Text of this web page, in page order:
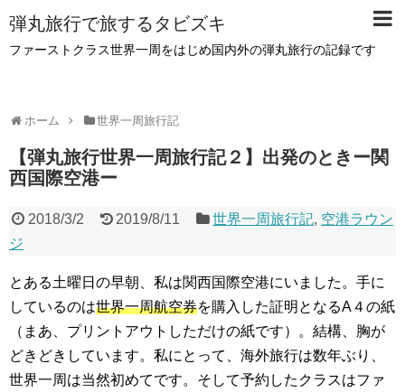
弾丸旅行で旅するタビズキ
ファーストクラス世界一周をはじめ国内外の弾丸旅行の記録です
ホーム 世界一周旅行記
【弾丸旅行世界一周旅行記２】出発のときー関
西国際空港ー
2018/3/2 2019/8/11 世界一周旅行記, 空港ラウン
ジ
とある土曜日の早朝、私は関西国際空港にいました。手に
しているのは世界一周航空券を購入した証明となるA４の紙
（まあ、プリントアウトしただけの紙です）。結構、胸が
どきどきしています。私にとって、海外旅行は数年ぶり、
世界一周は当然初めてです。そして予約したクラスはファ